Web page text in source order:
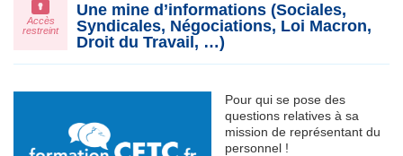
Accès
restreint
Une mine d’informations (Sociales,
Syndicales, Négociations, Loi Macron,
Droit du Travail, …)
Pour qui se pose des
questions relatives à sa
mission de représentant du
personnel !